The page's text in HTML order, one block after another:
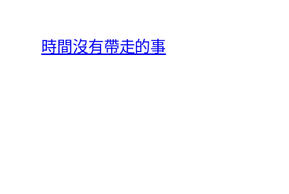
時間沒有帶走的事